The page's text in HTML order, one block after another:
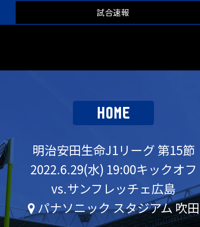
試合速報
HOME
明治安田生命J1リーグ 第15節
2022.6.29(水) 19:00キックオフ
vs.サンフレッチェ広島
パナソニック スタジアム 吹田